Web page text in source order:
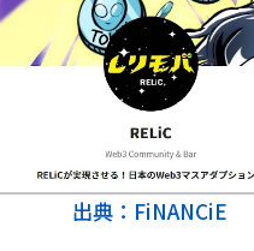
出典：FiNANCiE